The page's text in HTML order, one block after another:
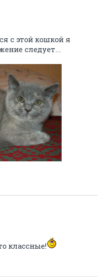
с этой кошкой я
следует...
классные!